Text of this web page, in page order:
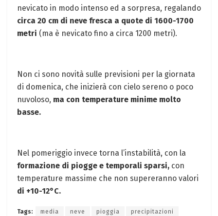
nevicato in modo intenso ed a sorpresa, regalando
circa 20 cm di neve fresca a quote di 1600-1700
metri (ma è nevicato fino a circa 1200 metri).
Non ci sono novità sulle previsioni per la giornata
di domenica, che inizierà con cielo sereno o poco
nuvoloso, ma con temperature minime molto
basse.
Nel pomeriggio invece torna l’instabilità, con la
formazione di piogge e temporali sparsi, con
temperature massime che non supereranno valori
di +10-12°C.
Tags: media neve pioggia precipitazioni